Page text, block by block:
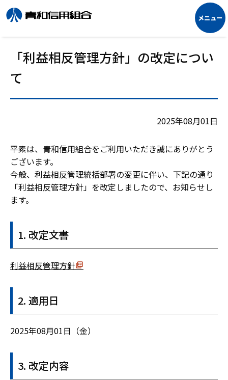
「利益相反管理方針」の改定につい
て
2025年08月01日
平素は、青和信用組合をご利用いただき誠にありがとう
ございます。
今般、利益相反管理統括部署の変更に伴い、下記の通り
「利益相反管理方針」を改定しましたので、お知らせし
ます。
改定文書
利益相反管理方針
適用日
2025年08月01日（金）
改定内容